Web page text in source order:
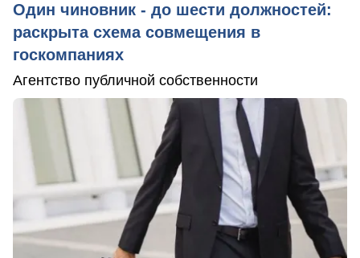
Один чиновник - до шести должностей:
раскрыта схема совмещения в
госкомпаниях
Агентство публичной собственности